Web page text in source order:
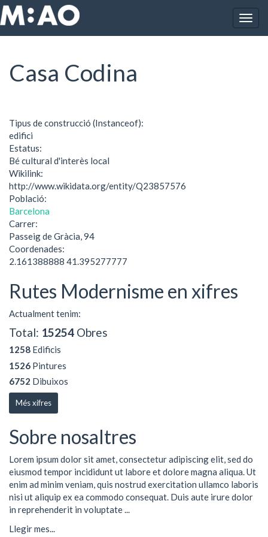
Vés al contingut
Inici Casa Codina
Casa Codina
Tipus de construcció (Instanceof):
edifici
Estatus:
Bé cultural d'interès local
Wikilink:
http://www.wikidata.org/entity/Q23857576
Població:
Barcelona
Carrer:
Passeig de Gràcia, 94
Coordenades:
2.161388888 41.395277777
Rutes Modernisme en xifres
Actualment tenim:
Total: 15254 Obres
1258 Edificis
1526 Pintures
6752 Dibuixos
Més xifres
Sobre nosaltres
Lorem ipsum dolor sit amet, consectetur adipiscing elit, sed do
eiusmod tempor incididunt ut labore et dolore magna aliqua. Ut
enim ad minim veniam, quis nostrud exercitation ullamco laboris
nisi ut aliquip ex ea commodo consequat. Duis aute irure dolor
in reprehenderit in voluptate ...
Llegir mes...